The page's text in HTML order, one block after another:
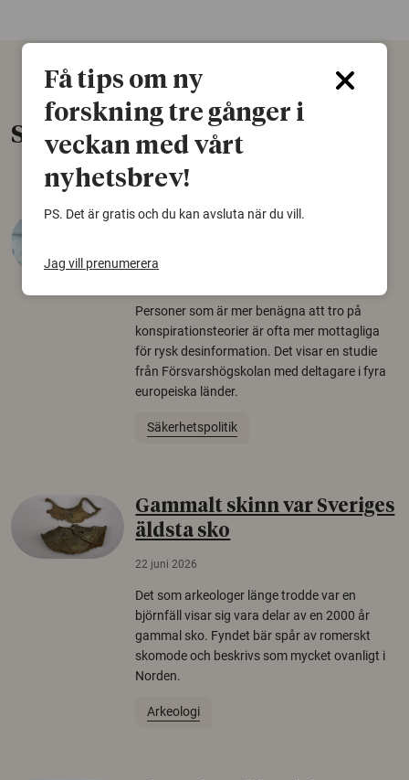
Senaste nytt
Varför tror vissa på rysk
Personer som är mer benägna att tro på
konspirationsteorier är ofta mer mottagliga
för rysk desinformation. Det visar en studie
från Försvarshögskolan med deltagare i fyra
europeiska länder.
Säkerhetspolitik
Gammalt skinn var Sveriges
äldsta sko
22 juni 2026
Det som arkeologer länge trodde var en
björnfäll visar sig vara delar av en 2000 år
gammal sko. Fyndet bär spår av romerskt
skomode och beskrivs som mycket ovanligt i
Norden.
Arkeologi
Få tips om ny
forskning tre gånger i
veckan med vårt
nyhetsbrev!
PS. Det är gratis och du kan avsluta när du vill.
Jag vill prenumerera